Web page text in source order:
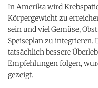
In Amerika wird
Körpergewicht zu
sein und viel Gemüse,
Speiseplan zu integrieren.
tatsächlich bessere
Empfehlungen folgen,
gezeigt.